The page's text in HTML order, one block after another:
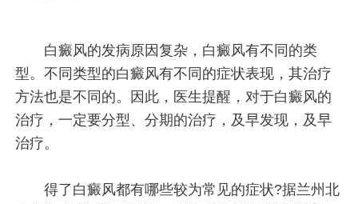
白癜风的发病原因复杂，白癜风有不同的类
型。不同类型的白癜风有不同的症状表现，其治疗
方法也是不同的。因此，医生提醒，对于白癜风的
治疗，一定要分型、分期的治疗，及早发现，及早
治疗。
得了白癜风都有哪些较为常见的症状?据兰州北